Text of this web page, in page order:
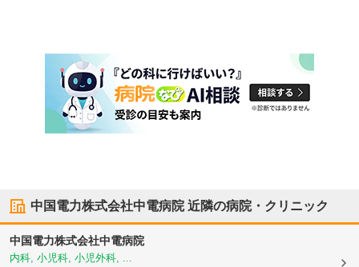
中国電力株式会社中電病院近隣の病院・クリニック
中国電力株式会社中電病院
内科, 小児科, 小児外科, ...